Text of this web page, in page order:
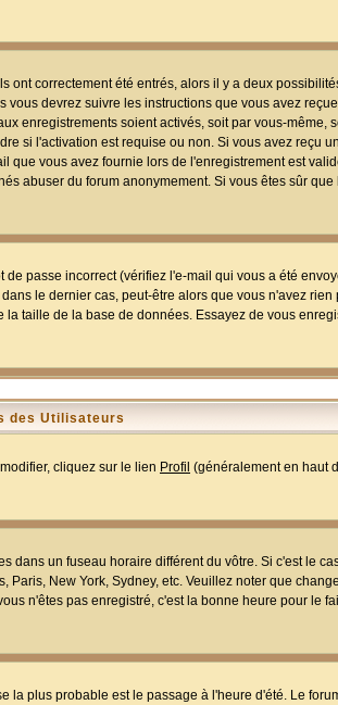
correctement été entrés, alors il y a deux
vous devrez suivre les instructions que vous avez
enregistrements soient activés, soit par vous-même,
si l'activation est requise ou non. Si vous avez reçu
que vous avez fournie lors de l'enregistrement est
abuser du forum anonymement. Si vous êtes sûr
passe incorrect (vérifiez l'e-mail qui vous a été
le dernier cas, peut-être alors que vous n'avez
taille de la base de données. Essayez de vous
des Utilisateurs
cliquez sur le lien Profil (généralement en haut
dans un fuseau horaire différent du vôtre. Si c'est le
New York, Sydney, etc. Veuillez noter que
n'êtes pas enregistré, c'est la bonne heure pour le
plus probable est le passage à l'heure d'été. Le